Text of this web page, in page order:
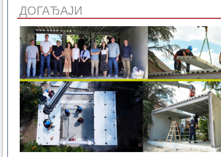
ДОГАЂАЈИ